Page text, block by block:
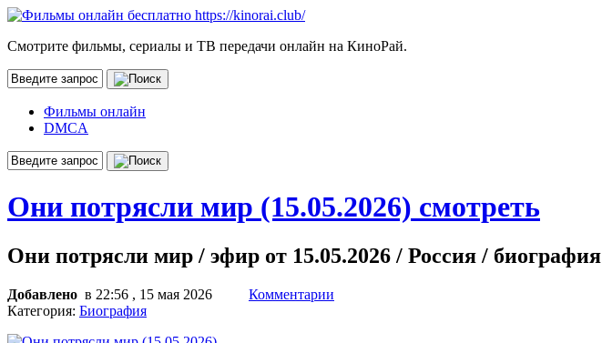
Смотрите фильмы, сериалы и ТВ передачи онлайн на КиноРай.
Фильмы онлайн
DMCA
Они потрясли мир (15.05.2026) смотреть
Они потрясли мир / эфир от 15.05.2026 / Россия / биография
Добавлено в 22:56 , 15 мая 2026
Комментарии
Категория: Биография